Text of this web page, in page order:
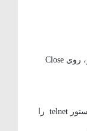
۴٫ پس از اتمام اعمال تغییرات توسط ویندوز، روی Close
۵٫ سپس Command Prompt را باز کرده و دستور telnet را